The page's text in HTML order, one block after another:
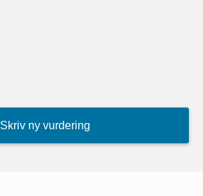
Skriv ny vurdering